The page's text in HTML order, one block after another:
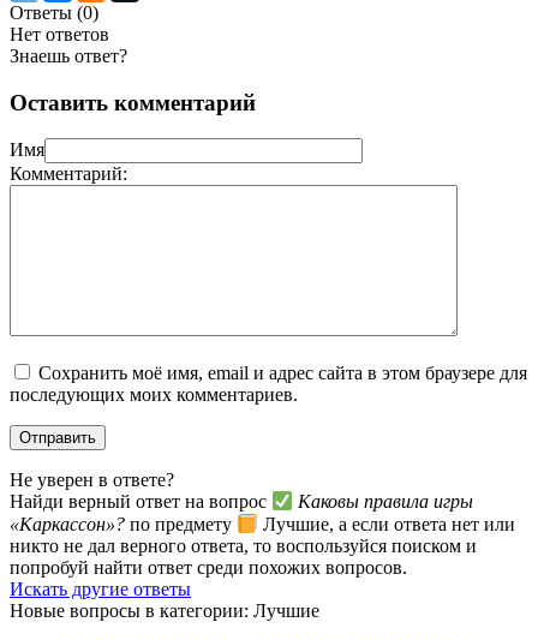
Ответы (0)
Нет ответов
Знаешь ответ?
Оставить комментарий
Имя
Комментарий:
Сохранить моё имя, email и адрес сайта в этом браузере для
последующих моих комментариев.
Не уверен в ответе?
Найди верный ответ на вопрос
Каковы правила игры
«Каркассон»? по предмету
Лучшие, а если ответа нет или
никто не дал верного ответа, то воспользуйся поиском и
попробуй найти ответ среди похожих вопросов.
Искать другие ответы
Новые вопросы в категории: Лучшие